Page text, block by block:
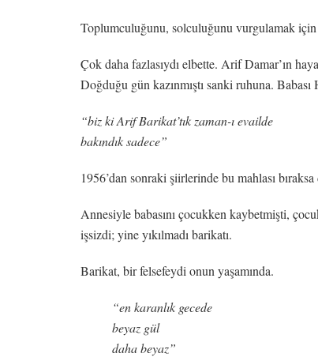
Toplumculuğunu, solculuğunu vurgulamak
Çok daha fazlasıydı elbette. Arif Damar’ın
Doğduğu gün kazınmıştı sanki ruhuna.
“biz ki Arif Barikat’tık zaman-ı evailde
bakındık sadece”
1956’dan sonraki şiirlerinde bu mahlası
Annesiyle babasını çocukken kaybetmişti,
işsizdi; yine yıkılmadı barikatı.
Barikat, bir felsefeydi onun yaşamında.
“en karanlık gecede
beyaz gül
daha beyaz”